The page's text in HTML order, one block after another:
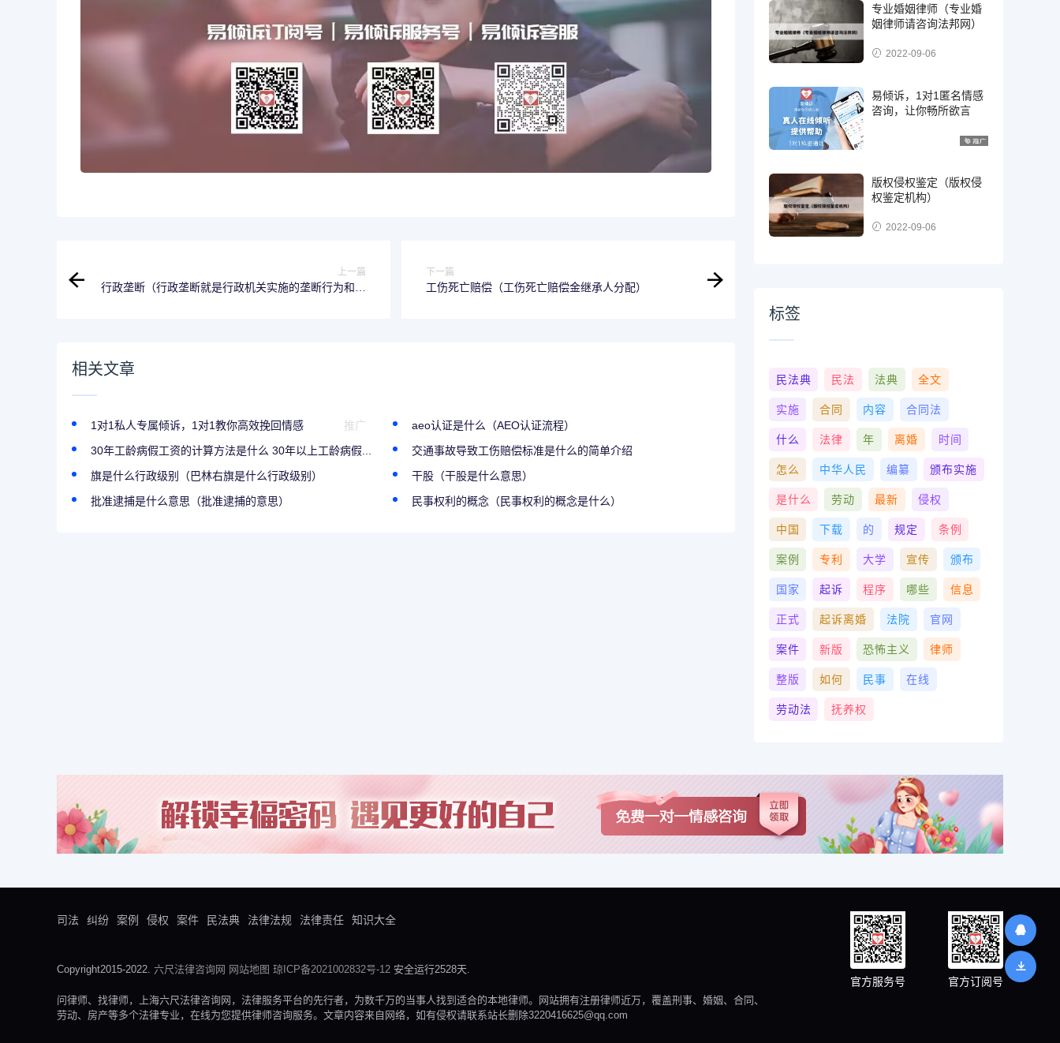
上一篇
行政垄断（行政垄断就是行政机关实施的垄断行为和企
下一篇
工伤死亡赔偿（工伤死亡赔偿金继承人分配）
相关文章
1对1私人专属倾诉，1对1教你高效挽回情感 推广
aeo认证是什么（AEO认证流程）
30年工龄病假工资的计算方法是什么 30年以上工龄病假...
交通事故导致工伤赔偿标准是什么的简单介绍
旗是什么行政级别（巴林右旗是什么行政级别）
干股（干股是什么意思）
批准逮捕是什么意思（批准逮捕的意思）
民事权利的概念（民事权利的概念是什么）
专业婚姻律师（专业婚
姻律师请咨询法邦网）
2022-09-06
易倾诉，1对1匿名情感
咨询，让你畅所欲言
版权侵权鉴定（版权侵
权鉴定机构）
2022-09-06
标签
民法典 民法 法典 全文
实施 合同 内容 合同法
什么 法律 年 离婚 时间
怎么 中华人民 编纂 颁布实施
是什么 劳动 最新 侵权
中国 下载 的 规定 条例
案例 专利 大学 宣传 颁布
国家 起诉 程序 哪些 信息
正式 起诉离婚 法院 官网
案件 新版 恐怖主义 律师
整版 如何 民事 在线
劳动法 抚养权
官方服务号 官方订阅号
司法 纠纷 案例 侵权 案件 民法典 法律法规 法律责任 知识大全
Copyright2015-2022. 六尺法律咨询网 网站地图 琼ICP备2021002832号-12 安全运行2528天.
问律师、找律师，上海六尺法律咨询网，法律服务平台的先行者，为数千万的当事人找到适合的本地律师。网站拥有注册律师近万，覆盖刑事、婚姻、合同、
劳动、房产等多个法律专业，在线为您提供律师咨询服务。文章内容来自网络，如有侵权请联系站长删除3220416625@qq.com